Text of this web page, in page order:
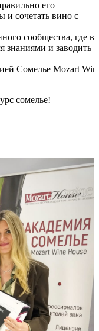
его
и сочетать вино с
сообщества, где
знаниями и заводить
Сомелье Mozart
сомелье!